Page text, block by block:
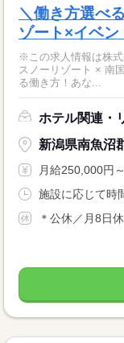
＼働き方選べ
ゾート×イベン
※この求人情報は株式
スノーリゾート × 南
る働き方！あな...
ホテル関連・
新潟県南魚沼
月給250,000円～
施設に応じて時
＊公休／月8日